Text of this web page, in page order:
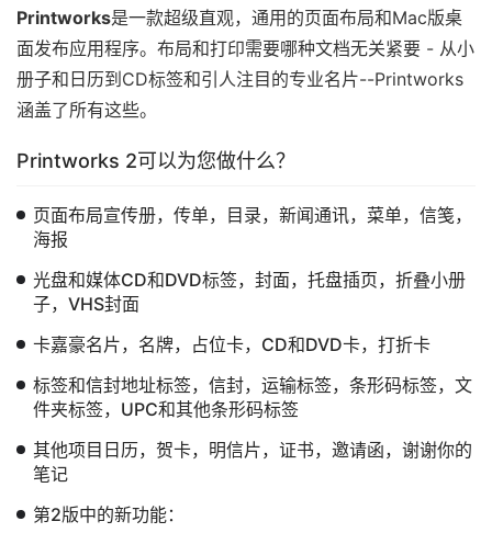
Printworks是一款超级直观，通用的页面布局和Mac版桌
面发布应用程序。布局和打印需要哪种文档无关紧要 - 从小
册子和日历到CD标签和引人注目的专业名片--Printworks
涵盖了所有这些。
Printworks 2可以为您做什么？
页面布局宣传册，传单，目录，新闻通讯，菜单，信笺，
海报
光盘和媒体CD和DVD标签，封面，托盘插页，折叠小册
子，VHS封面
卡嘉豪名片，名牌，占位卡，CD和DVD卡，打折卡
标签和信封地址标签，信封，运输标签，条形码标签，文
件夹标签，UPC和其他条形码标签
其他项目日历，贺卡，明信片，证书，邀请函，谢谢你的
笔记
第2版​​中的新功能：